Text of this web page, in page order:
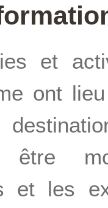
et
ont
être
et les